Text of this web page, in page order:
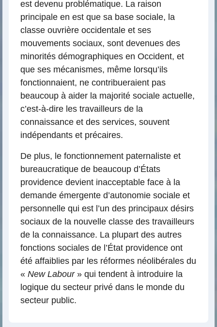
est devenu problématique. La raison
principale en est que sa base sociale, la
classe ouvrière occidentale et ses
mouvements sociaux, sont devenues des
minorités démographiques en Occident, et
que ses mécanismes, même lorsqu’ils
fonctionnaient, ne contribueraient pas
beaucoup à aider la majorité sociale actuelle,
c’est-à-dire les travailleurs de la
connaissance et des services, souvent
indépendants et précaires.
De plus, le fonctionnement paternaliste et
bureaucratique de beaucoup d’États
providence devient inacceptable face à la
demande émergente d’autonomie sociale et
personnelle qui est l’un des principaux désirs
sociaux de la nouvelle classe des travailleurs
de la connaissance. La plupart des autres
fonctions sociales de l’État providence ont
été affaiblies par les réformes néolibérales du
« New Labour» qui tendent à introduire la
logique du secteur privé dans le monde du
secteur public.